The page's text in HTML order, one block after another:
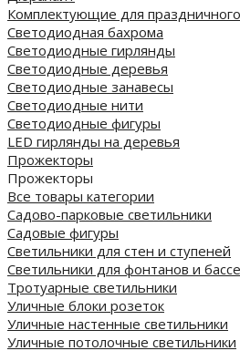
Комплектующие для
Светодиодная бахрома
Светодиодные гирлянды
Светодиодные деревья
Светодиодные занавесы
Светодиодные нити
Светодиодные фигуры
LED гирлянды на деревья
Прожекторы
Прожекторы
Все товары категории
Садово-парковые светильники
Садовые фигуры
Светильники для стен и ступеней
Светильники для фонтанов и
Тротуарные светильники
Уличные блоки розеток
Уличные настенные светильники
Уличные потолочные светильники